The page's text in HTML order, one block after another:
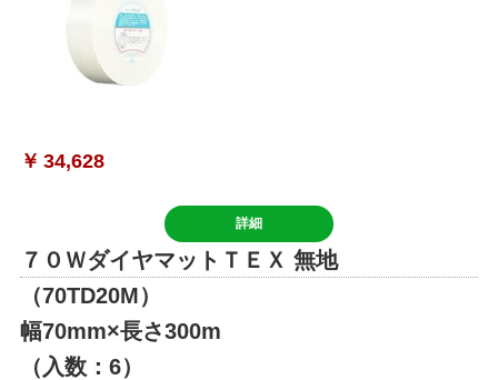
￥ 34,628
詳細
７０ＷダイヤマットＴＥＸ 無地
（70TD20M）
幅70mm×長さ300m
（入数：6）